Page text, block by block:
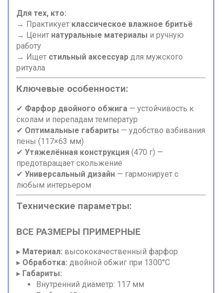
Для тех, кто:
→ Практикует классическое влажное бритьё
→ Ценит натуральные материалы и ручную
работу
→ Ищет стильный аксессуар для мужского
ритуала
Ключевые особенности:
✔ Фарфор двойного обжига — устойчивость к
сколам и перепадам температур
✔ Оптимальные габариты — удобство взбивания
пены (117×63 мм)
✔ Утяжелённая конструкция (470 г) —
предотвращает скольжение
✔ Универсальный дизайн — гармонирует с
любым интерьером
Технические параметры:
ВСЕ РАЗМЕРЫ ПРИМЕРНЫЕ
▸ Материал: высококачественный фарфор
▸ Обработка: двойной обжиг при 1300°C
▸ Габариты:
Внутренний диаметр: 117 мм